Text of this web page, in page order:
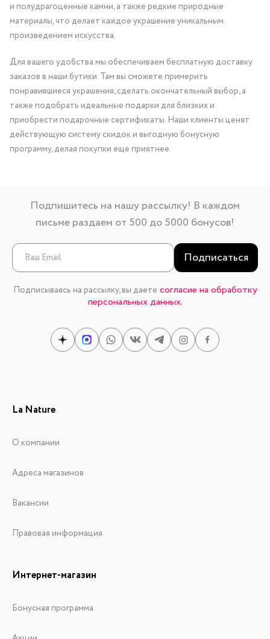
и полудрагоценные камни, а также редкие природные
материалы, что делает каждое украшение уникальным
произведением искусства.
Для вашего удобства мы обеспечиваем бесплатную доставку
заказов в наши бутики. Там вы сможете примерить
понравившиеся украшения, сделать окончательный выбор, а
также подобрать идеальные подарки для близких и
приобрести подарочные сертификаты. Наши клиенты ценят
действующую систему скидок и выгодную бонусную
программу, делая покупки еще приятнее.
Подпишитесь на нашу рассылку! В каждом
письме раздаем от 500 до 5000 бонусов!
Подписаться
Подписываясь на рассылку, вы даете согласие на обработку
персональных данных.
La Nature
О компании
Адреса магазинов
Вакансии
Правовая информация
Интернет-магазин
Бонусная программа